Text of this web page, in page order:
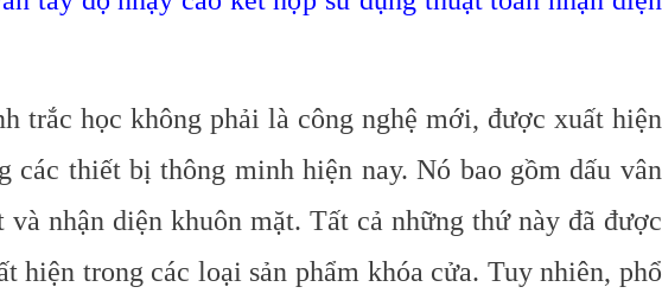
trắc học không phải là công nghệ mới, được xuất hiện
các thiết bị thông minh hiện nay. Nó bao gồm dấu vân
và nhận diện khuôn mặt. Tất cả những thứ này đã được
hiện trong các loại sản phẩm khóa cửa. Tuy nhiên, phổ